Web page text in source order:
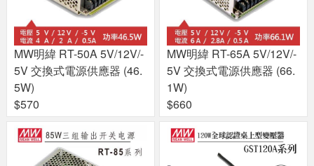
MW明緯 RT-50A 5V/12V/-
5V 交換式電源供應器 (46.
5W)
$570
MW明緯 RT-65A 5V/12V/-
5V 交換式電源供應器 (66.
1W)
$660